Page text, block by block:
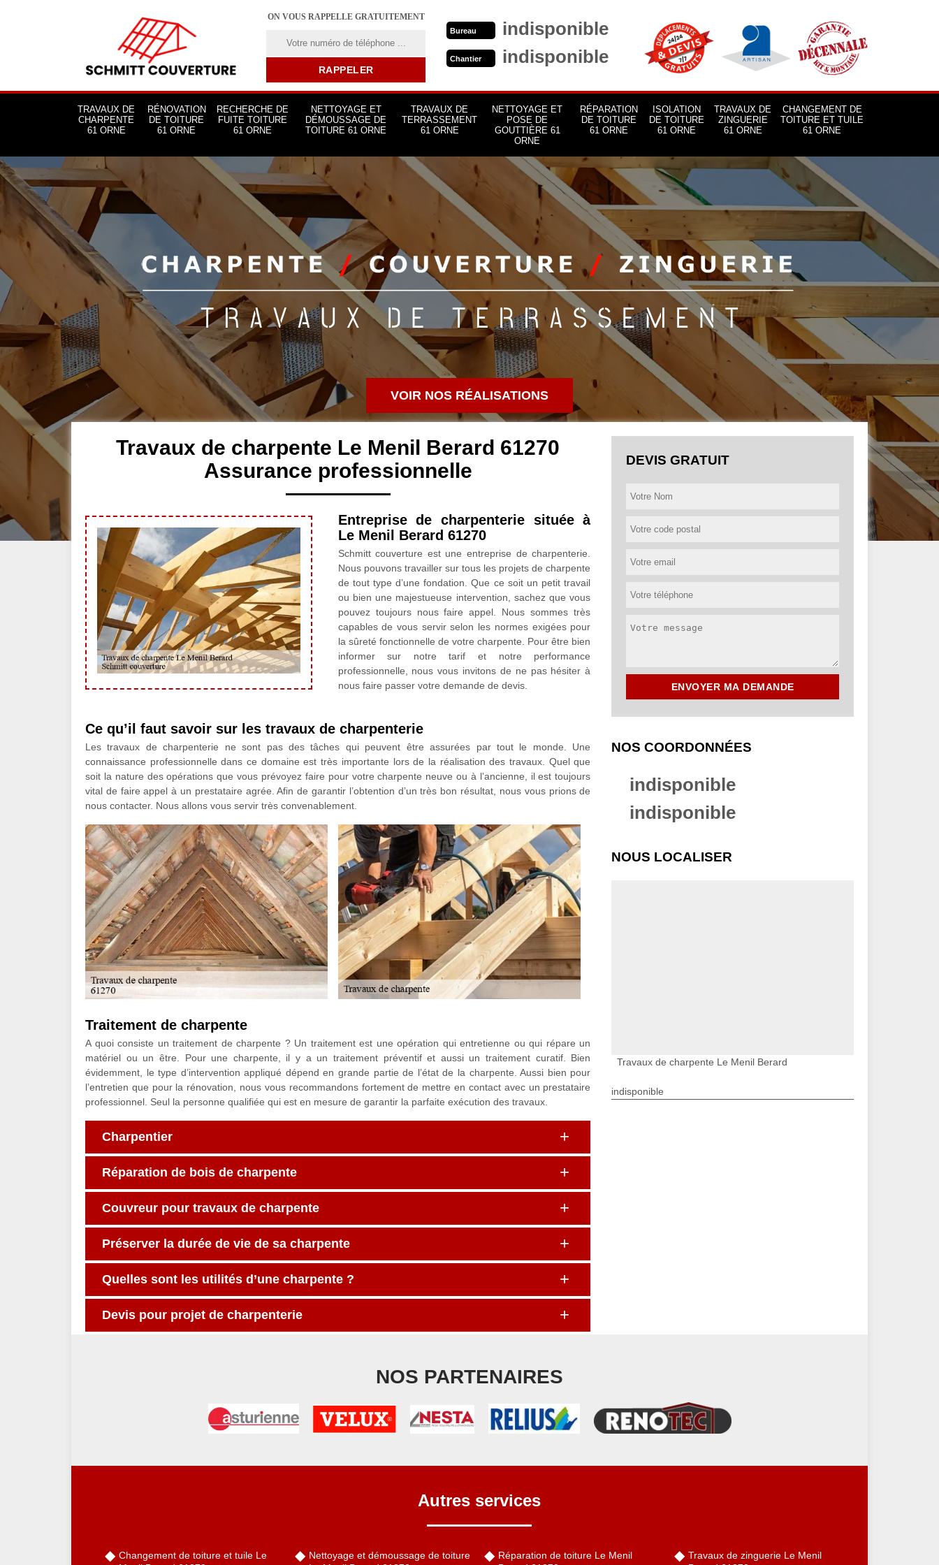
ON VOUS RAPPELLE GRATUITEMENT
Bureau indisponible
Chantier indisponible
TRAVAUX DE
CHARPENTE
61 ORNE
RÉNOVATION
DE TOITURE
61 ORNE
RECHERCHE DE
FUITE TOITURE
61 ORNE
NETTOYAGE ET
DÉMOUSSAGE DE
TOITURE 61 ORNE
TRAVAUX DE
TERRASSEMENT
61 ORNE
NETTOYAGE ET
POSE DE
GOUTTIÈRE 61
ORNE
RÉPARATION
DE TOITURE
61 ORNE
ISOLATION
DE TOITURE
61 ORNE
TRAVAUX DE
ZINGUERIE
61 ORNE
CHANGEMENT DE
TOITURE ET TUILE
61 ORNE
VOIR NOS RÉALISATIONS
Travaux de charpente Le Menil Berard 61270
Assurance professionnelle
Entreprise de charpenterie située à
Le Menil Berard 61270
Schmitt couverture est une entreprise de charpenterie.
Nous pouvons travailler sur tous les projets de charpente
de tout type d’une fondation. Que ce soit un petit travail
ou bien une majestueuse intervention, sachez que vous
pouvez toujours nous faire appel. Nous sommes très
capables de vous servir selon les normes exigées pour
la sûreté fonctionnelle de votre charpente. Pour être bien
informer sur notre tarif et notre performance
professionnelle, nous vous invitons de ne pas hésiter à
nous faire passer votre demande de devis.
Ce qu’il faut savoir sur les travaux de charpenterie
Les travaux de charpenterie ne sont pas des tâches qui peuvent être assurées par tout le monde. Une
connaissance professionnelle dans ce domaine est très importante lors de la réalisation des travaux. Quel que
soit la nature des opérations que vous prévoyez faire pour votre charpente neuve ou à l’ancienne, il est toujours
vital de faire appel à un prestataire agrée. Afin de garantir l’obtention d’un très bon résultat, nous vous prions de
nous contacter. Nous allons vous servir très convenablement.
Traitement de charpente
A quoi consiste un traitement de charpente ? Un traitement est une opération qui entretienne ou qui répare un
matériel ou un être. Pour une charpente, il y a un traitement préventif et aussi un traitement curatif. Bien
évidemment, le type d’intervention appliqué dépend en grande partie de l’état de la charpente. Aussi bien pour
l’entretien que pour la rénovation, nous vous recommandons fortement de mettre en contact avec un prestataire
professionnel. Seul la personne qualifiée qui est en mesure de garantir la parfaite exécution des travaux.
Charpentier
Réparation de bois de charpente
Couvreur pour travaux de charpente
Préserver la durée de vie de sa charpente
Quelles sont les utilités d’une charpente ?
Devis pour projet de charpenterie
DEVIS GRATUIT
NOS COORDONNÉES
indisponible
indisponible
NOUS LOCALISER
Travaux de charpente Le Menil Berard
indisponible
NOS PARTENAIRES
Autres services
Changement de toiture et tuile Le
Nettoyage et démoussage de toiture
Réparation de toiture Le Menil
Travaux de zinguerie Le Menil